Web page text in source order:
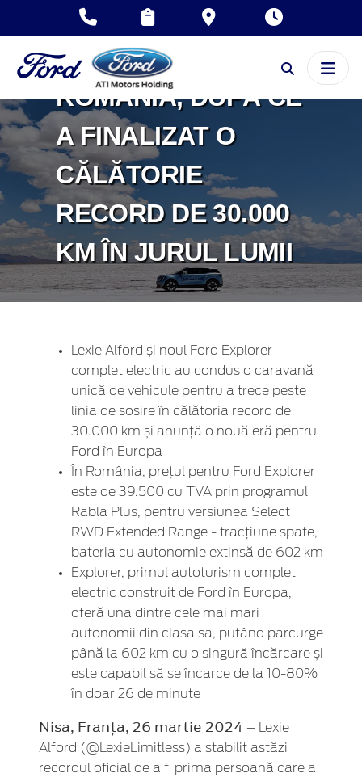
DISPONIBIL LA
VÂNZARE ÎN
ROMÂNIA, DUPĂ CE
A FINALIZAT O
CĂLĂTORIE
RECORD DE 30.000
KM ÎN JURUL LUMII
Lexie Alford și noul Ford Explorer
complet electric au condus o caravană
unică de vehicule pentru a trece peste
linia de sosire în călătoria record de
30.000 km și anunță o nouă eră pentru
Ford în Europa
În România, prețul pentru Ford Explorer
este de 39.500 cu TVA prin programul
Rabla Plus, pentru versiunea Select
RWD Extended Range - tracțiune spate,
bateria cu autonomie extinsă de 602 km
Explorer, primul autoturism complet
electric construit de Ford în Europa,
oferă una dintre cele mai mari
autonomii din clasa sa, putând parcurge
până la 602 km cu o singură încărcare și
este capabil să se încarce de la 10-80%
în doar 26 de minute
Nisa, Franța, 26 martie 2024 – Lexie
Alford (@LexieLimitless) a stabilit astăzi
recordul oficial de a fi prima persoană care a